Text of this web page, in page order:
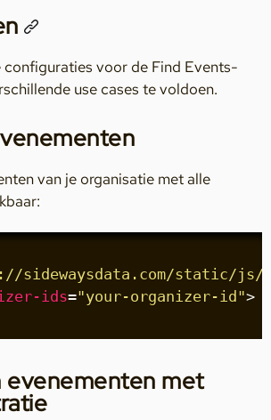
configuraties voor de Find Events-
use cases te voldoen.
van je organisatie met alle
sidewaysdata.com/static/js/
ids="your-organizer-id">
evenementen met